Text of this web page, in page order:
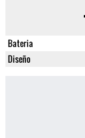
Bateria
Diseño